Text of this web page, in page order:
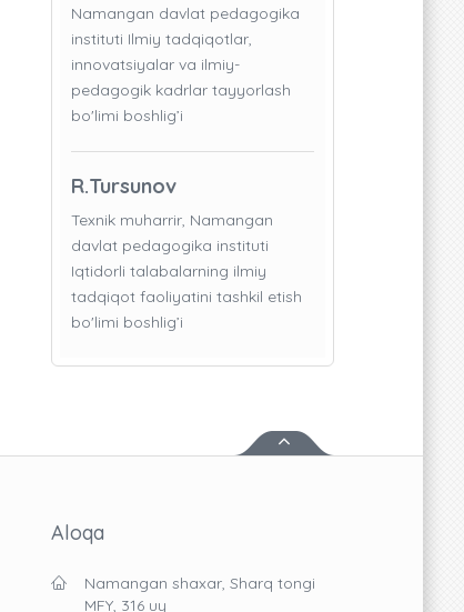
Namangan davlat pedagogika
instituti Ilmiy tadqiqotlar,
innovatsiyalar va ilmiy-
pedagogik kadrlar tayyorlash
bo'limi boshlig’i
R.Tursunov
Texnik muharrir, Namangan
davlat pedagogika instituti
Iqtidorli talabalarning ilmiy
tadqiqot faoliyatini tashkil etish
bo'limi boshlig’i
Aloqa
Namangan shaxar, Sharq tongi
MFY, 316 uy